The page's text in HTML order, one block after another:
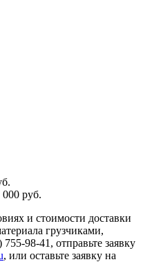
руб.
и стоимости доставки
грузчиками,
98-41, отправьте заявку
, или оставьте заявку на